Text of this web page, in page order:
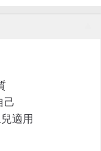
適用